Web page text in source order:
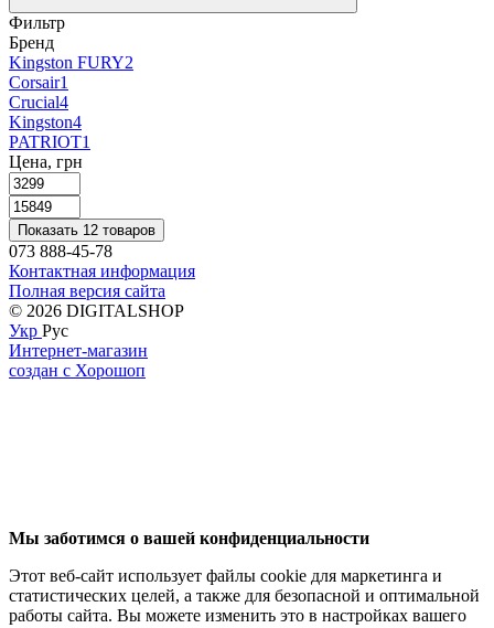
Фильтр
Бренд
Kingston FURY2
Corsair1
Crucial4
Kingston4
PATRIOT1
Цена, грн
Показать 12 товаров
073 888-45-78
Контактная информация
Полная версия сайта
© 2026 DIGITALSHOP
Укр Рус
Интернет-магазин
создан с Хорошоп
Мы заботимся о вашей конфиденциальности
Этот веб-сайт использует файлы cookie для маркетинга и
статистических целей, а также для безопасной и оптимальной
работы сайта. Вы можете изменить это в настройках вашего